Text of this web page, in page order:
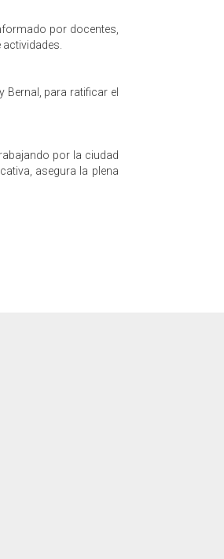
por docentes,
Bernal, para ratificar el
por la ciudad
asegura la plena